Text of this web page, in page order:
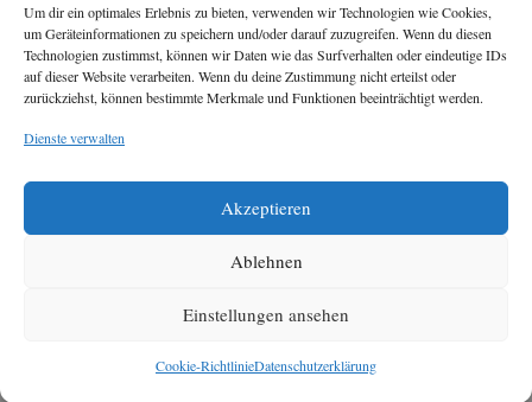
Um dir ein optimales Erlebnis zu bieten, verwenden wir Technologien wie Cookies,
um Geräteinformationen zu speichern und/oder darauf zuzugreifen. Wenn du diesen
Technologien zustimmst, können wir Daten wie das Surfverhalten oder eindeutige IDs
auf dieser Website verarbeiten. Wenn du deine Zustimmung nicht erteilst oder
zurückziehst, können bestimmte Merkmale und Funktionen beeinträchtigt werden.
Dienste verwalten
Akzeptieren
Ablehnen
Einstellungen ansehen
Cookie-RichtlinieDatenschutzerklärung
Impressum
Michael Baden,
Diese Webseite stellt
zehn Jahre der